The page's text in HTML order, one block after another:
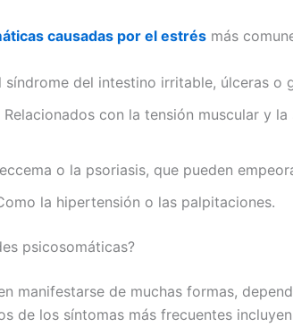
causadas por el estrés más
síndrome del intestino irritable, úlceras o
Relacionados con la tensión muscular y la
o la psoriasis, que pueden
la hipertensión o las palpitaciones.
psicosomáticas?
manifestarse de muchas formas,
de los síntomas más frecuentes